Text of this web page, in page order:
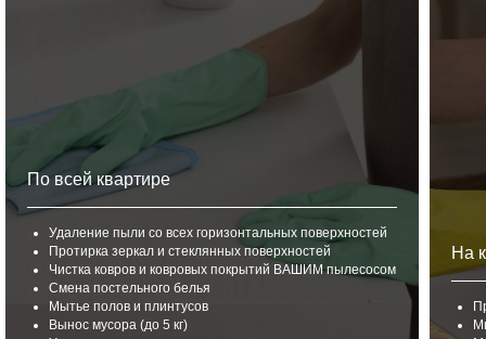
По всей квартире
Удаление пыли со всех горизонтальных поверхностей
Протирка зеркал и стеклянных поверхностей
Чистка ковров и ковровых покрытий ВАШИМ пылесосом
Смена постельного белья
Мытье полов и плинтусов
Вынос мусора (до 5 кг)
На